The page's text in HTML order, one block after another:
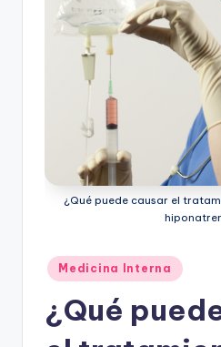
¿Qué puede causar el
Publicado
en
Medicina Interna
¿Qué